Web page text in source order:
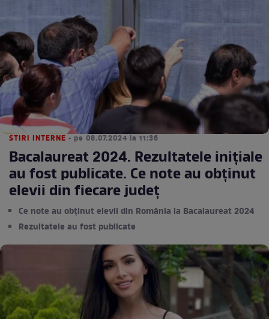
STIRI INTERNE • pe 08.07.2024 la 11:36
Bacalaureat 2024. Rezultatele inițiale
au fost publicate. Ce note au obținut
elevii din fiecare județ
Ce note au obținut elevii din România la Bacalaureat 2024
Rezultatele au fost publicate